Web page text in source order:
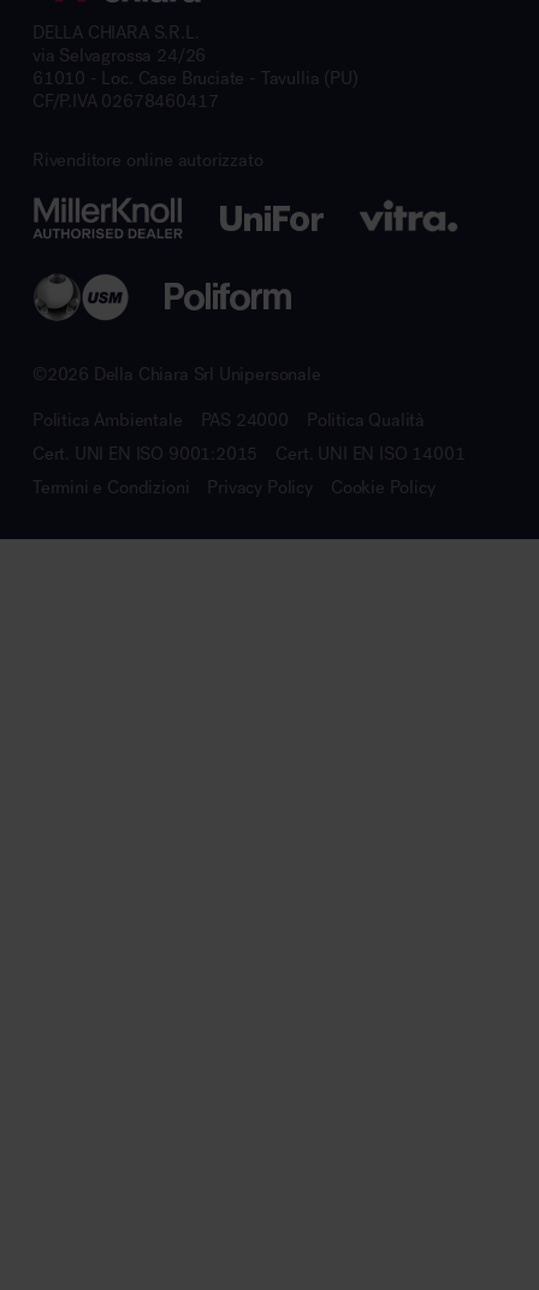
DELLA CHIARA S.R.L.
via Selvagrossa 24/26
61010 - Loc. Case Bruciate - Tavullia (PU)
CF/P.IVA 02678460417
Rivenditore online autorizzato
©2026 Della Chiara Srl Unipersonale
Politica Ambientale PAS 24000
Politica Qualità
Cert. UNI EN ISO 9001:2015
Cert. UNI EN ISO 14001
Termini e Condizioni
Privacy Policy Cookie Policy